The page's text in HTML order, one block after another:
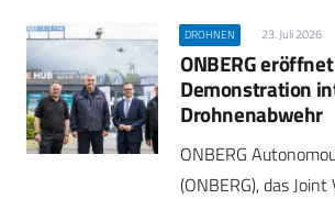
DROHNEN 23. Juli 2026
ONBERG
Demonstration
Drohnenabwehr
ONBERG
(ONBERG), das